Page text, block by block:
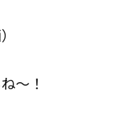
～！